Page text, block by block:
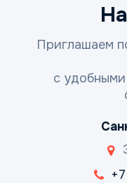
Приглашаем
с